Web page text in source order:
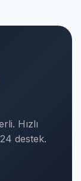
Hızlı
destek.